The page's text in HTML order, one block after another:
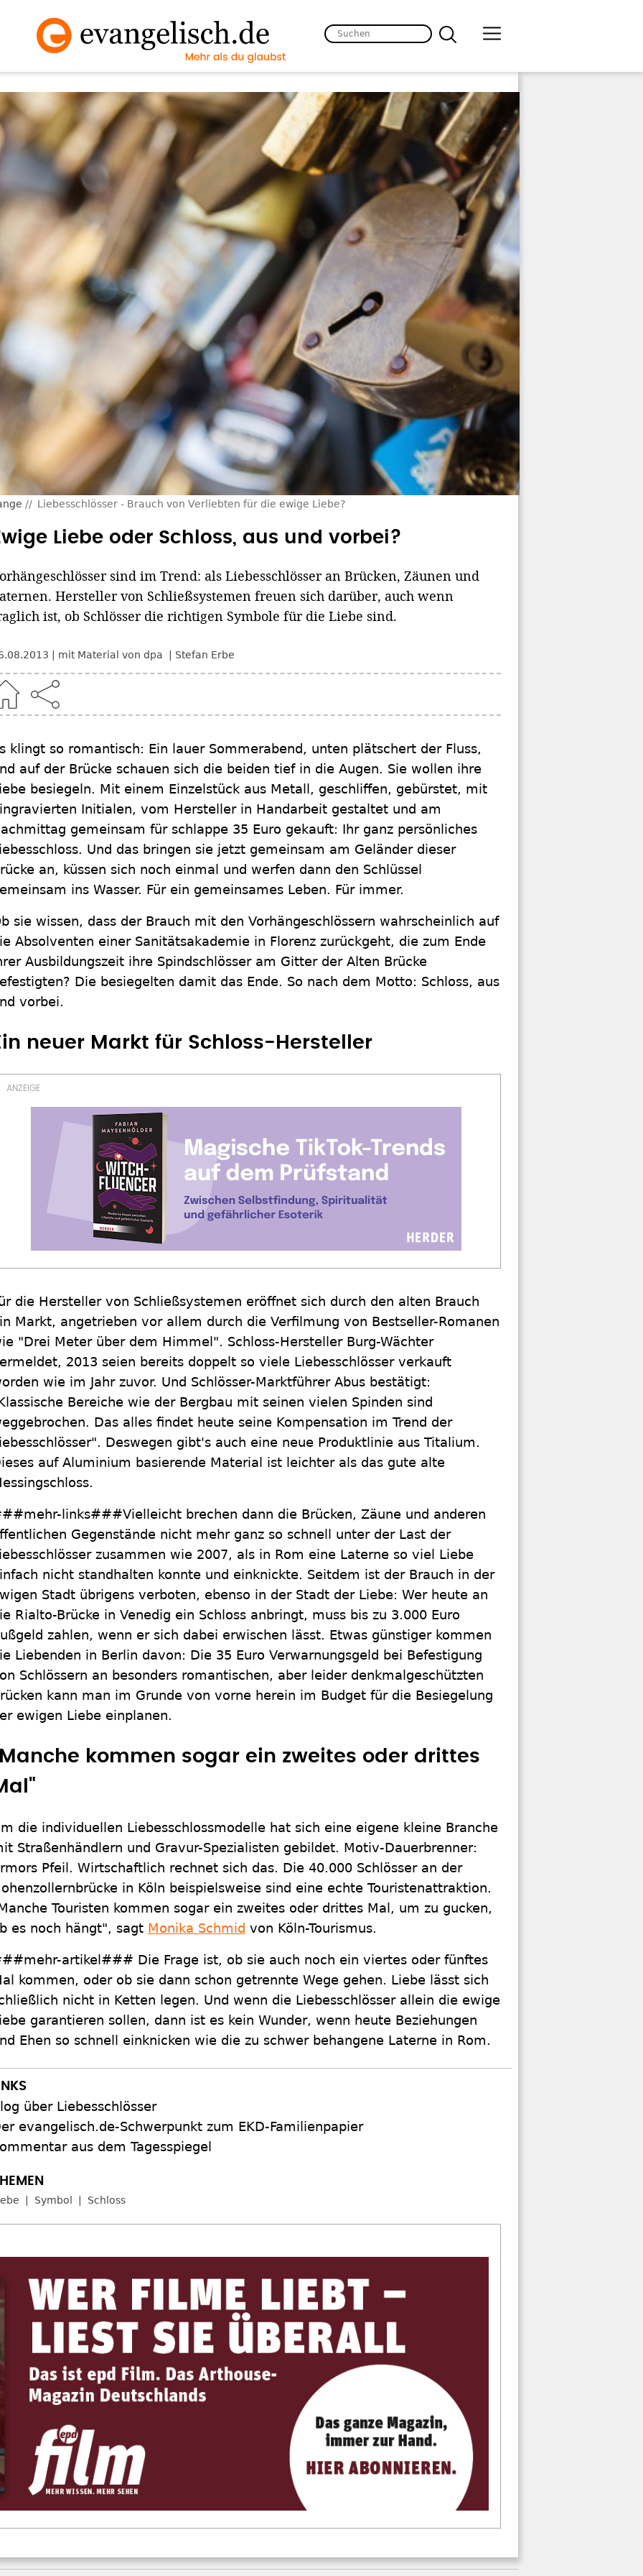
Liebesschlösser - Brauch von Verliebten für die ewige Liebe?
Liebe oder Schloss, aus und vorbei?
sind im Trend: als Liebesschlösser an Brücken, Zäunen und
Hersteller von Schließsystemen freuen sich darüber, auch wenn
ist, ob Schlösser die richtigen Symbole für die Liebe sind.
mit Material von dpa Stefan Erbe
klingt so romantisch: Ein lauer Sommerabend, unten plätschert der Fluss,
auf der Brücke schauen sich die beiden tief in die Augen. Sie wollen ihre
besiegeln. Mit einem Einzelstück aus Metall, geschliffen, gebürstet, mit
Initialen, vom Hersteller in Handarbeit gestaltet und am
gemeinsam für schlappe 35 Euro gekauft: Ihr ganz persönliches
Und das bringen sie jetzt gemeinsam am Geländer dieser
an, küssen sich noch einmal und werfen dann den Schlüssel
ins Wasser. Für ein gemeinsames Leben. Für immer.
sie wissen, dass der Brauch mit den Vorhängeschlössern wahrscheinlich auf
Absolventen einer Sanitätsakademie in Florenz zurückgeht, die zum Ende
Ausbildungszeit ihre Spindschlösser am Gitter der Alten Brücke
Die besiegelten damit das Ende. So nach dem Motto: Schloss, aus
vorbei.
neuer Markt für Schloss-Hersteller
die Hersteller von Schließsystemen eröffnet sich durch den alten Brauch
Markt, angetrieben vor allem durch die Verfilmung von Bestseller-Romanen
"Drei Meter über dem Himmel". Schloss-Hersteller Burg-Wächter
2013 seien bereits doppelt so viele Liebesschlösser verkauft
wie im Jahr zuvor. Und Schlösser-Marktführer Abus bestätigt:
Bereiche wie der Bergbau mit seinen vielen Spinden sind
Das alles findet heute seine Kompensation im Trend der
Deswegen gibt's auch eine neue Produktlinie aus Titalium.
auf Aluminium basierende Material ist leichter als das gute alte
links###Vielleicht brechen dann die Brücken, Zäune und anderen
Gegenstände nicht mehr ganz so schnell unter der Last der
zusammen wie 2007, als in Rom eine Laterne so viel Liebe
nicht standhalten konnte und einknickte. Seitdem ist der Brauch in der
Stadt übrigens verboten, ebenso in der Stadt der Liebe: Wer heute an
Rialto-Brücke in Venedig ein Schloss anbringt, muss bis zu 3.000 Euro
zahlen, wenn er sich dabei erwischen lässt. Etwas günstiger kommen
Liebenden in Berlin davon: Die 35 Euro Verwarnungsgeld bei Befestigung
Schlössern an besonders romantischen, aber leider denkmalgeschützten
kann man im Grunde von vorne herein im Budget für die Besiegelung
ewigen Liebe einplanen.
kommen sogar ein zweites oder drittes
die individuellen Liebesschlossmodelle hat sich eine eigene kleine Branche
Straßenhändlern und Gravur-Spezialisten gebildet. Motiv-Dauerbrenner:
Pfeil. Wirtschaftlich rechnet sich das. Die 40.000 Schlösser an der
in Köln beispielsweise sind eine echte Touristenattraktion.
Touristen kommen sogar ein zweites oder drittes Mal, um zu gucken,
es noch hängt", sagt Monika Schmid von Köln-Tourismus.
artikel### Die Frage ist, ob sie auch noch ein viertes oder fünftes
kommen, oder ob sie dann schon getrennte Wege gehen. Liebe lässt sich
nicht in Ketten legen. Und wenn die Liebesschlösser allein die ewige
garantieren sollen, dann ist es kein Wunder, wenn heute Beziehungen
Ehen so schnell einknicken wie die zu schwer behangene Laterne in Rom.
über Liebesschlösser
evangelisch.de-Schwerpunkt zum EKD-Familienpapier
aus dem Tagesspiegel
Symbol Schloss